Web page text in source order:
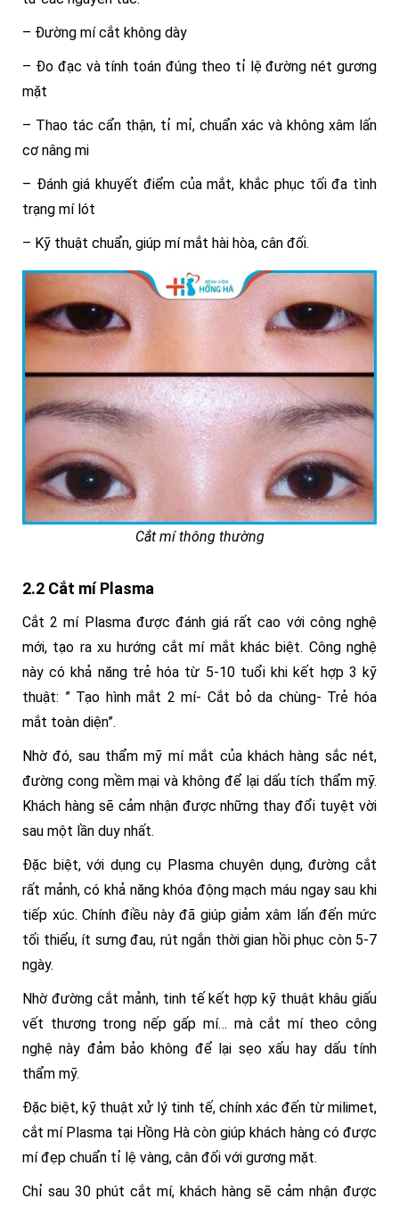
– Đường mí cắt không dày
– Đo đạc và tính toán đúng theo tỉ lệ đường nét gương
mặt
– Thao tác cẩn thận, tỉ mỉ, chuẩn xác và không xâm lấn
cơ nâng mi
– Đánh giá khuyết điểm của mắt, khắc phục tối đa tình
trạng mí lót
– Kỹ thuật chuẩn, giúp mí mắt hài hòa, cân đối.
Cắt mí thông thường
2.2 Cắt mí Plasma
Cắt 2 mí Plasma được đánh giá rất cao với công nghệ
mới, tạo ra xu hướng cắt mí mắt khác biệt. Công nghệ
này có khả năng trẻ hóa từ 5-10 tuổi khi kết hợp 3 kỹ
thuật: ” Tạo hình mắt 2 mí- Cắt bỏ da chùng- Trẻ hóa
mắt toàn diện”.
Nhờ đó, sau thẩm mỹ mí mắt của khách hàng sắc nét,
đường cong mềm mại và không để lại dấu tích thẩm mỹ.
Khách hàng sẽ cảm nhận được những thay đổi tuyệt vời
sau một lần duy nhất.
Đặc biệt, với dụng cụ Plasma chuyên dụng, đường cắt
rất mảnh, có khả năng khóa động mạch máu ngay sau khi
tiếp xúc. Chính điều này đã giúp giảm xâm lấn đến mức
tối thiểu, ít sưng đau, rút ngắn thời gian hồi phục còn 5-7
ngày.
Nhờ đường cắt mảnh, tinh tế kết hợp kỹ thuật khâu giấu
vết thương trong nếp gấp mí… mà cắt mí theo công
nghệ này đảm bảo không để lại sẹo xấu hay dấu tính
thẩm mỹ.
Đặc biệt, kỹ thuật xử lý tinh tế, chính xác đến từ milimet,
cắt mí Plasma tại Hồng Hà còn giúp khách hàng có được
mí đẹp chuẩn tỉ lệ vàng, cân đối với gương mặt.
Chỉ sau 30 phút cắt mí, khách hàng sẽ cảm nhận được